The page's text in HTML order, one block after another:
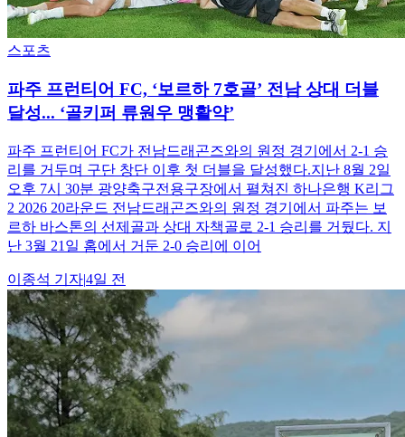
스포츠
파주 프런티어 FC, ‘보르하 7호골’ 전남 상대 더블
달성... ‘골키퍼 류원우 맹활약’
파주 프런티어 FC가 전남드래곤즈와의 원정 경기에서 2-1 승
리를 거두며 구단 창단 이후 첫 더블을 달성했다.지난 8월 2일
오후 7시 30분 광양축구전용구장에서 펼쳐진 하나은행 K리그
2 2026 20라운드 전남드래곤즈와의 원정 경기에서 파주는 보
르하 바스톤의 선제골과 상대 자책골로 2-1 승리를 거뒀다. 지
난 3월 21일 홈에서 거둔 2-0 승리에 이어
이종석 기자|4일 전